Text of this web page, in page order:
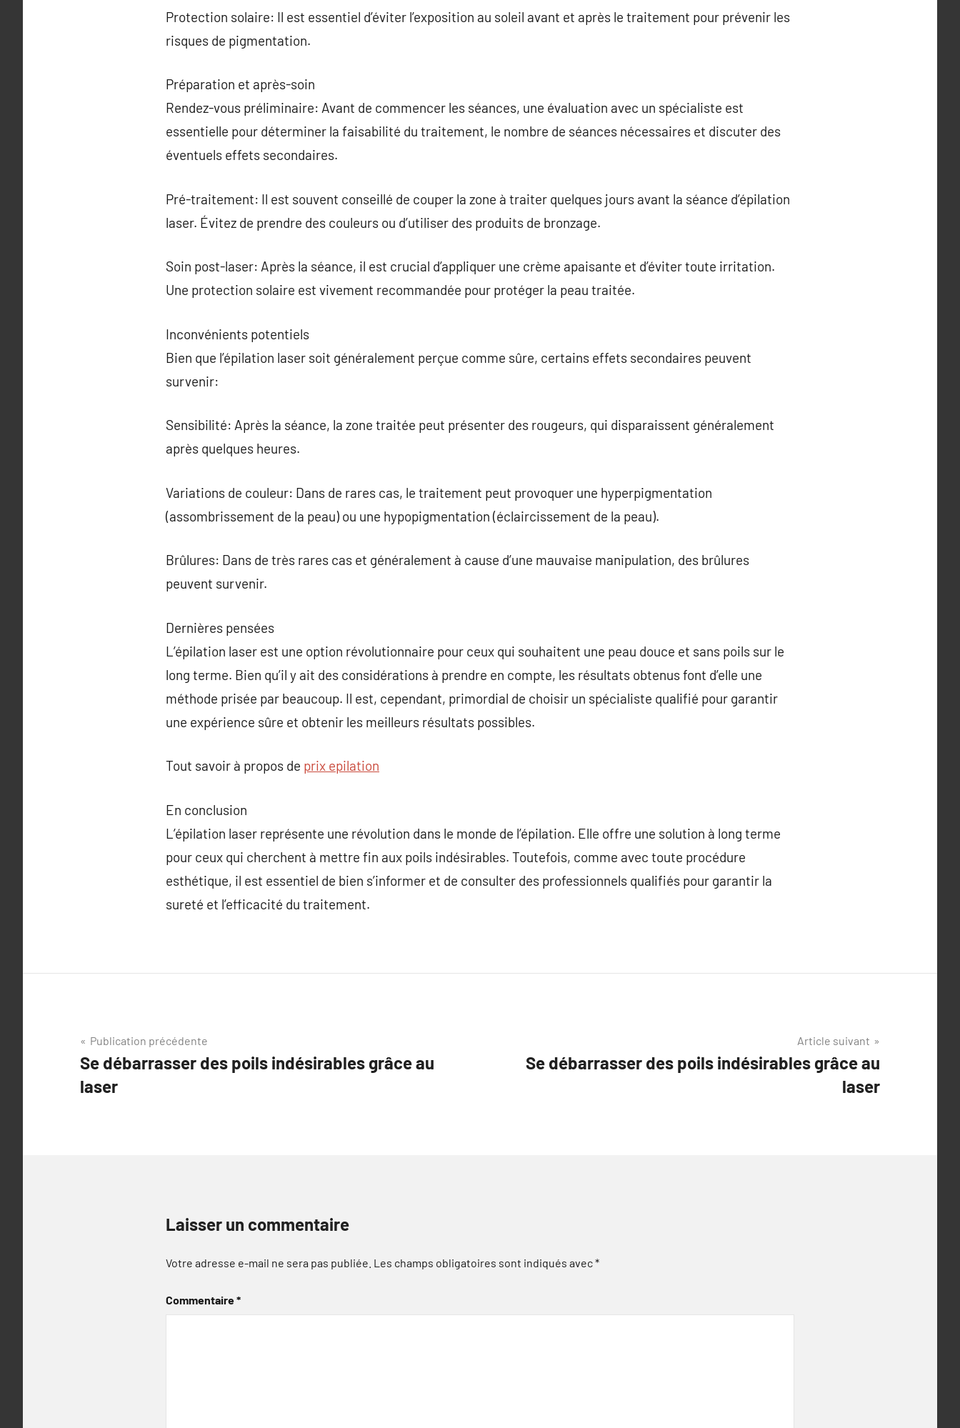
Protection solaire: Il est essentiel d’éviter l’exposition au soleil avant et après le traitement pour prévenir les
risques de pigmentation.
Préparation et après-soin
Rendez-vous préliminaire: Avant de commencer les séances, une évaluation avec un spécialiste est
essentielle pour déterminer la faisabilité du traitement, le nombre de séances nécessaires et discuter des
éventuels effets secondaires.
Pré-traitement: Il est souvent conseillé de couper la zone à traiter quelques jours avant la séance d’épilation
laser. Évitez de prendre des couleurs ou d’utiliser des produits de bronzage.
Soin post-laser: Après la séance, il est crucial d’appliquer une crème apaisante et d’éviter toute irritation.
Une protection solaire est vivement recommandée pour protéger la peau traitée.
Inconvénients potentiels
Bien que l’épilation laser soit généralement perçue comme sûre, certains effets secondaires peuvent
survenir:
Sensibilité: Après la séance, la zone traitée peut présenter des rougeurs, qui disparaissent généralement
après quelques heures.
Variations de couleur: Dans de rares cas, le traitement peut provoquer une hyperpigmentation
(assombrissement de la peau) ou une hypopigmentation (éclaircissement de la peau).
Brûlures: Dans de très rares cas et généralement à cause d’une mauvaise manipulation, des brûlures
peuvent survenir.
Dernières pensées
L’épilation laser est une option révolutionnaire pour ceux qui souhaitent une peau douce et sans poils sur le
long terme. Bien qu’il y ait des considérations à prendre en compte, les résultats obtenus font d’elle une
méthode prisée par beaucoup. Il est, cependant, primordial de choisir un spécialiste qualifié pour garantir
une expérience sûre et obtenir les meilleurs résultats possibles.
Tout savoir à propos de prix epilation
En conclusion
L’épilation laser représente une révolution dans le monde de l’épilation. Elle offre une solution à long terme
pour ceux qui cherchent à mettre fin aux poils indésirables. Toutefois, comme avec toute procédure
esthétique, il est essentiel de bien s’informer et de consulter des professionnels qualifiés pour garantir la
sureté et l’efficacité du traitement.
Navigation
de
l’article
Publication précédente
Se débarrasser des poils indésirables grâce au
laser
Article suivant
Se débarrasser des poils indésirables grâce au
laser
Laisser un commentaire
Votre adresse e-mail ne sera pas publiée. Les champs obligatoires sont indiqués avec*
Commentaire*